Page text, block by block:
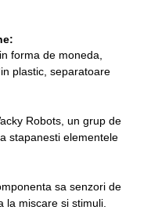
forma de moneda,
plastic, separatoare
Robots, un grup de
stapanesti elementele
sa senzori de
la miscare si stimuli.